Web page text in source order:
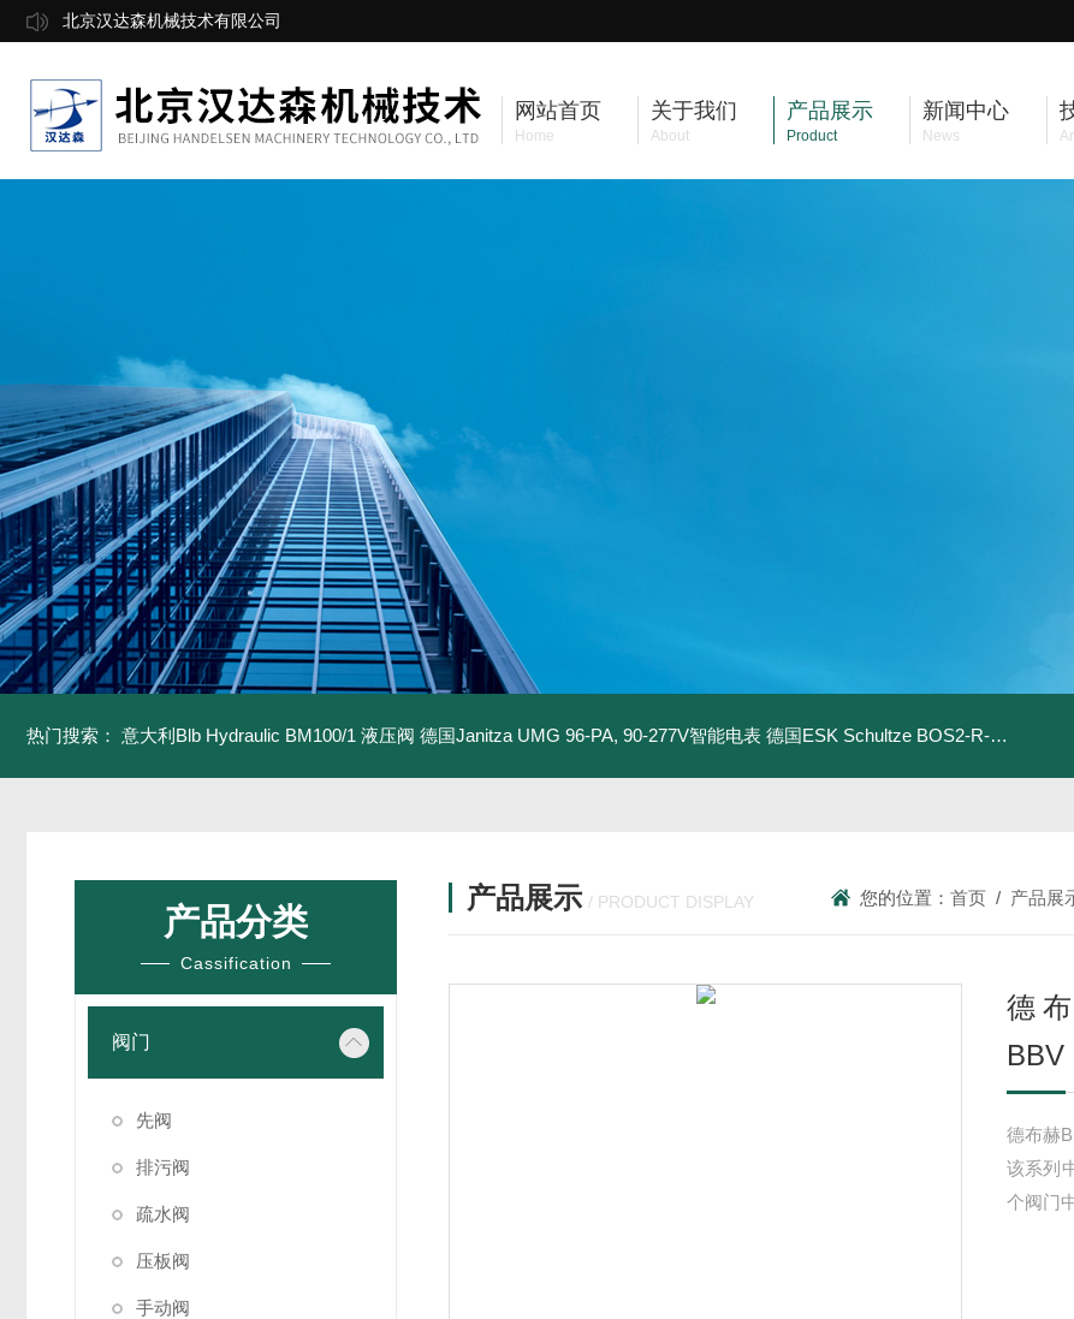
北京汉达森机械技术有限公司
网站首页
Home
关于我们
About
产品展示
Product
新闻中心
News
热门搜索： 意大利Blb Hydraulic BM100/1 液压阀 德国Janitza UMG 96-PA, 90-277V智能电表 德国ESK Schultze BOS2-R-80F 型油分离器
产品分类
Cassification
阀门
先阀
排污阀
疏水阀
压板阀
手动阀
产品展示 / PRODUCT DISPLAY 您的位置：首页 / 产品展
德
BBV
德布赫
该系列
个阀门